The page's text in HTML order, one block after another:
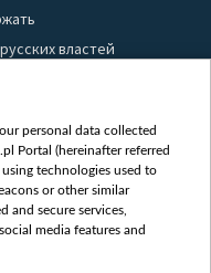
властей
personal data collected
Portal (hereinafter referred
technologies used to
or other similar
and secure services,
media features and